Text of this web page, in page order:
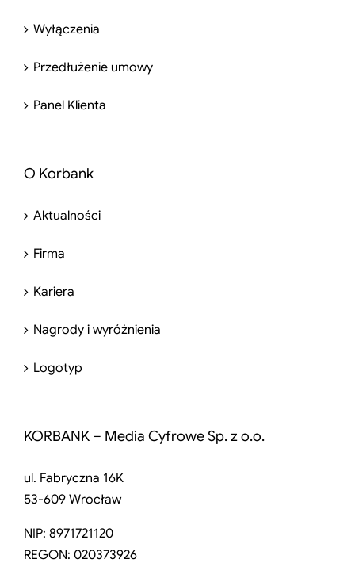
Wyłączenia
Przedłużenie umowy
Panel Klienta
O Korbank
Aktualności
Firma
Kariera
Nagrody i wyróżnienia
Logotyp
KORBANK – Media Cyfrowe Sp. z o.o.
ul. Fabryczna 16K
53-609 Wrocław
NIP: 8971721120
REGON: 020373926